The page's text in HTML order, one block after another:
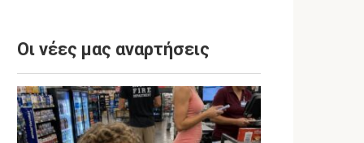
Οι νέες μας αναρτήσεις